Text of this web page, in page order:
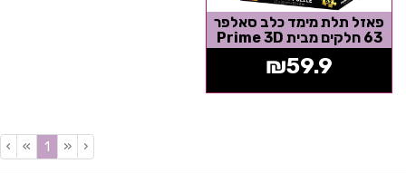
פאזל תלת מימד כלב סאלפר
63 חלקים מבית Prime 3D
₪59.9
‹
«
1
»
›